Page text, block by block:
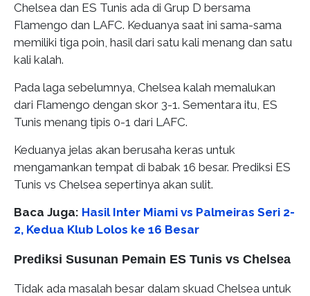
Chelsea dan ES Tunis ada di Grup D bersama
Flamengo dan LAFC. Keduanya saat ini sama-sama
memiliki tiga poin, hasil dari satu kali menang dan satu
kali kalah.
Pada laga sebelumnya, Chelsea kalah memalukan
dari Flamengo dengan skor 3-1. Sementara itu, ES
Tunis menang tipis 0-1 dari LAFC.
Keduanya jelas akan berusaha keras untuk
mengamankan tempat di babak 16 besar. Prediksi ES
Tunis vs Chelsea sepertinya akan sulit.
Baca Juga: Hasil Inter Miami vs Palmeiras Seri 2-
2, Kedua Klub Lolos ke 16 Besar
Prediksi Susunan Pemain ES Tunis vs Chelsea
Tidak ada masalah besar dalam skuad Chelsea untuk